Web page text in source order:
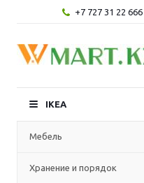
+7 727 31 22 666
IKEA
Мебель
Хранение и порядок